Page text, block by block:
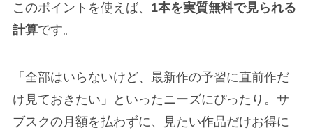
このポイントを使えば、 1本を実質無料で見られる
計算です。
「全部はいらないけど、最新作の予習に直前作だ
け見ておきたい」といったニーズにぴったり。サ
ブスクの月額を払わずに、見たい作品だけお得に